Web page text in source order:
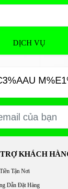
DỊCH VỤ
KHÁCH
Tận Nơi
Dẫn Đặt Hàng